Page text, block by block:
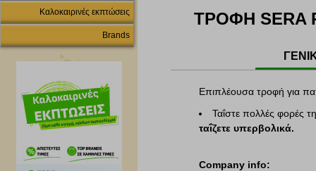
Καλοκαιρινές εκπτώσεις
Brands
ΤΡΟΦΗ SERA
Επιπλέουσα τροφή για
Ταΐστε πολλές φορές
ταΐζετε υπερβολικά.
Company info: